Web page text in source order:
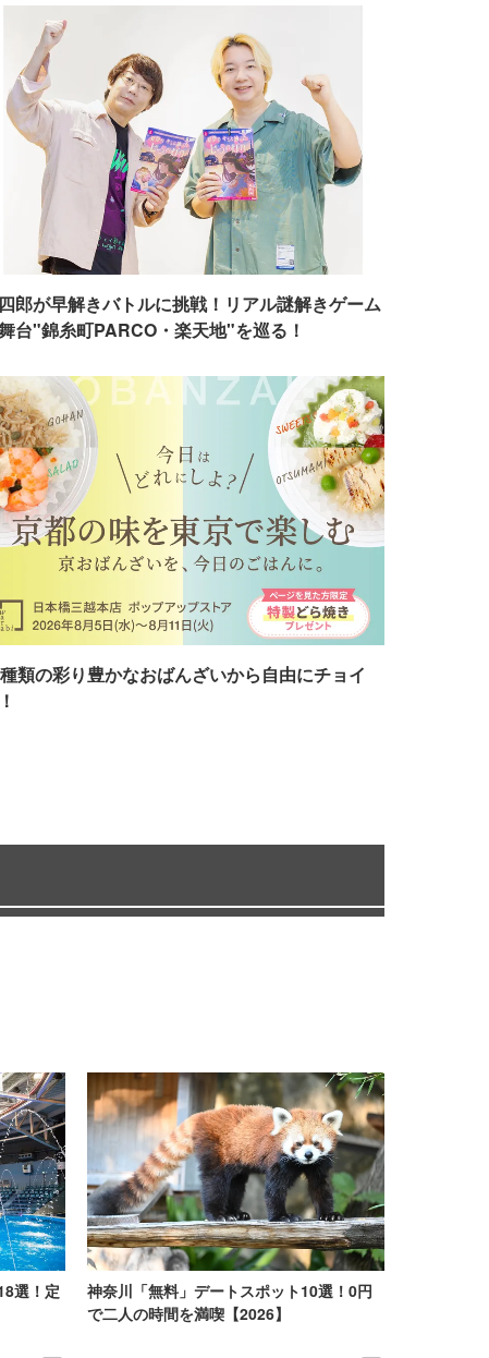
郎が早解きバトルに挑戦！リアル謎解きゲーム
台"錦糸町PARCO・楽天地"を巡る！
類の彩り豊かなおばんざいから自由にチョイ
選！定
神奈川「無料」デートスポット10選！0円
で二人の時間を満喫【2026】